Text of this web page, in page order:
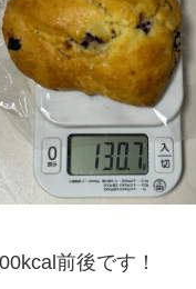
前後です！